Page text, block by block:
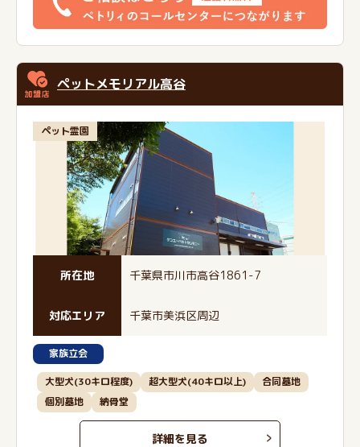
ペットメモリアル高谷
ペット霊園
所在地 千葉県市川市高谷1861-7
対応エリア 千葉市美浜区周辺
家族立会
大型犬(30キロ程度) 超大型犬(40キロ以上)
合同墓地
個別墓地
納骨堂
詳細を見る